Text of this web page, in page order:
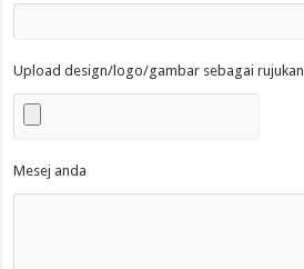
Upload design/logo/gambar sebagai rujukan
Mesej anda